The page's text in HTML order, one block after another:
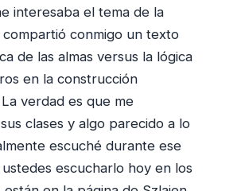
interesaba el tema de la
compartió conmigo un texto
de las almas versus la lógica
en la construcción
verdad es que me
clases y algo parecido a lo
escuché durante ese
escucharlo hoy en los